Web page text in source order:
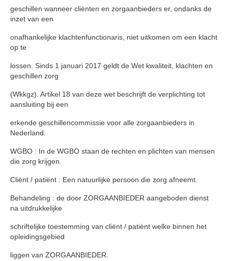
geschillen wanneer cliënten en zorgaanbieders er, ondanks de
inzet van een
onafhankelijke klachtenfunctionaris, niet uitkomen om een klacht
op te
lossen. Sinds 1 januari 2017 geldt de Wet kwaliteit, klachten en
geschillen zorg
(Wkkgz). Artikel 18 van deze wet beschrijft de verplichting tot
aansluiting bij een
erkende geschillencommissie voor alle zorgaanbieders in
Nederland.
WGBO : In de WGBO staan de rechten en plichten van mensen
die zorg krijgen.
Cliënt / patiënt : Een natuurlijke persoon die zorg afneemt.
Behandeling : de door ZORGAANBIEDER aangeboden dienst
na uitdrukkelijke
schriftelijke toestemming van cliënt / patiënt welke binnen het
opleidingsgebied
liggen van ZORGAANBIEDER.